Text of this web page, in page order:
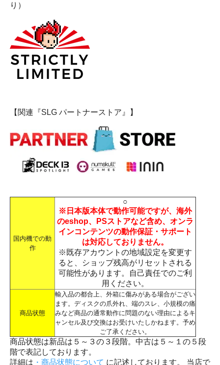
り）
【関連『SLG パートナーストア』】
国内機での動
作
○
※日本版本体で動作可能ですが、海外
のeshop、PSストアなど含め、オンラ
インコンテンツの動作保証・サポート
は対応しておりません。
※既存アカウントの地域設定を変更す
ると、ショップ残高がリセットされる
可能性があります。自己責任でのご利
用ください。
商品状態
輸入品の都合上、外箱に傷みがある場合がござい
ます。ディスクの爪外れ、端のスレ、小規模の痛
みなど商品の通常動作に問題のない理由によるキ
ャンセル及び交換はお受けいたしかねます。予め
ご了承ください。
商品状態は新品は５～３の３段階。中古は５～１の５段
階で表記しております。
詳細は ・商品状態について に記述しております。 当店で